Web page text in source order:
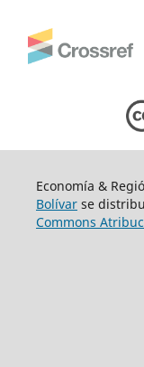
Economía &
Bolívarse
Commons